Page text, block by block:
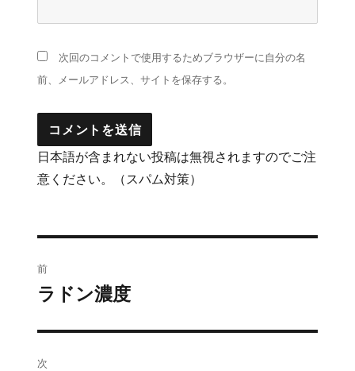
次回のコメントで使用するためブラウザーに自分の名
前、メールアドレス、サイトを保存する。
日本語が含まれない投稿は無視されますのでご注
意ください。（スパム対策）
稿
ビ
前
前
投
稿:
ラドン濃度
次